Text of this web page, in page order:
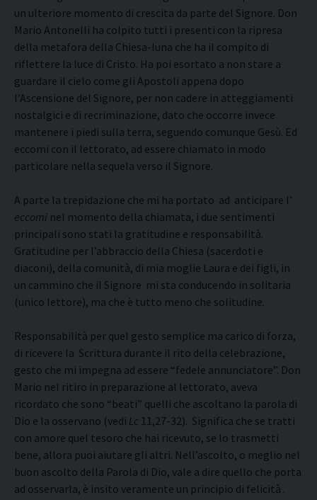
un ulteriore momento di crescita da parte del Signore. Don
Mario Antonelli ha colpito tutti i presenti con la ripresa
della metafora della Chiesa-luna che ha il compito di
riflettere la luce di Cristo. Ha poi esortato a non stare a
guardare il cielo come gli Apostoli appena dopo
l’Ascensione del Signore, per non cadere in atteggiamenti
nostalgici e di recriminazione, dato che occorre invece
mantenere i piedi sulla terra, seguendo comunque Gesù. Ed
eccomi con il lettorato, ad essere chiamato in modo
particolare nella sequela verso il Signore.
A parte la trepidazione che mi ha portato ad anticipare l’
eccomi nel momento della chiamata, i due sentimenti
principali sono stati la gratitudine e responsabilità.
Gratitudine per l’abbraccio della Chiesa (sacerdoti e
diaconi), della comunità, di mia moglie Laura e dei figli, in
un cammino che il Signore mi sta conducendo in solitaria
(unico lettore), ma che è tutto meno che solitudine.
Responsabilità per quel gesto semplice ma carico di forza,
di ricevere la Scrittura durante il rito della celebrazione,
gesto che mi impegna ad essere “fedele annunciatore”. Don
Mario nel ritiro in preparazione al lettorato, aveva
ricordato che sono “beati” quelli che ascoltano la parola di
Dio e la osservano (vedi Lc 11,27-32). Significa che se tratti
con amore quel tesoro che hai ricevuto, se lo trasmetti
bene, allora puoi aiutare gli altri. Nell’ascolto, o meglio nel
buon ascolto della Parola di Dio, vale a dire quello che porta
ad osservarla, è insito veramente un principio di felicità .